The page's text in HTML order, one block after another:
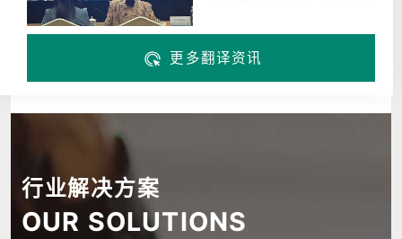
罗、埃...
更多翻译资讯
行业解决方案
OUR SOLUTIONS